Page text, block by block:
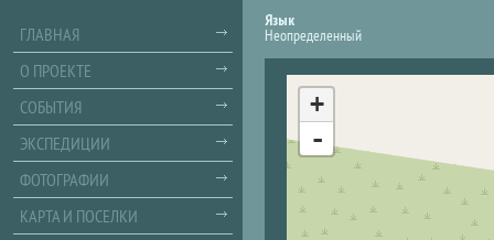
Язык
Неопределенный
+
-
ГЛАВНАЯ
О ПРОЕКТЕ
СОБЫТИЯ
ЭКСПЕДИЦИИ
ФОТОГРАФИИ
КАРТА И ПОСЕЛКИ